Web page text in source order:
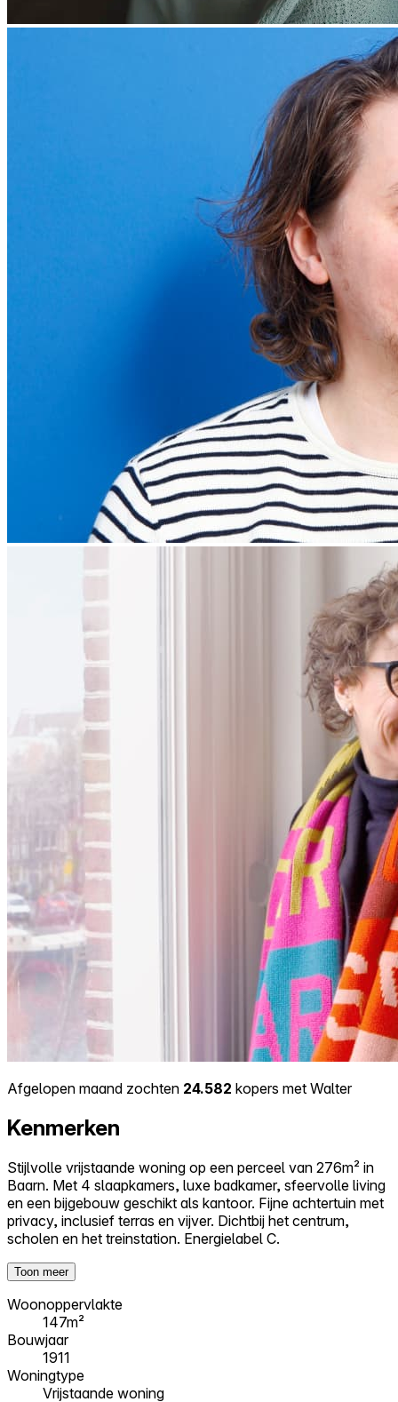
Afgelopen maand zochten 24.582 kopers met Walter
Kenmerken
Stijlvolle vrijstaande woning op een perceel van 276m² in
Baarn. Met 4 slaapkamers, luxe badkamer, sfeervolle living
en een bijgebouw geschikt als kantoor. Fijne achtertuin met
privacy, inclusief terras en vijver. Dichtbij het centrum,
scholen en het treinstation. Energielabel C.
Toon meer
Woonoppervlakte
147m²
Bouwjaar
1911
Woningtype
Vrijstaande woning